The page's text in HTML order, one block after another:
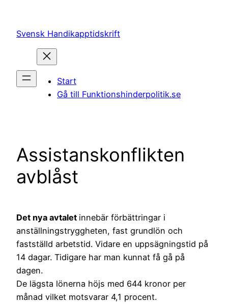
innehåll
Svensk Handikapptidskrift
Start
Gå till Funktionshinderpolitik.se
Assistanskonflikten
avblåst
Det nya avtalet innebär förbättringar i
anställningstryggheten, fast grundlön och
fastställd arbetstid. Vidare en uppsägningstid på
14 dagar. Tidigare har man kunnat få gå på
dagen.
De lägsta lönerna höjs med 644 kronor per
månad vilket motsvarar 4,1 procent.